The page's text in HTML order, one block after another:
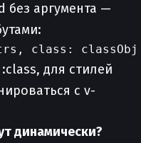
без аргумента —
для стилей
с v-
динамически?